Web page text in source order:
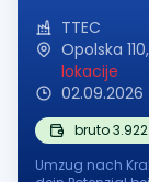
TTEC
Opolska
lokacije
02.09.2026
bruto
Umzug nach